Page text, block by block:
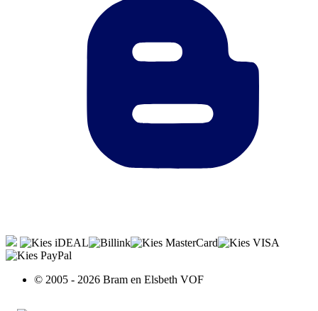
© 2005 - 2026 Bram en Elsbeth VOF